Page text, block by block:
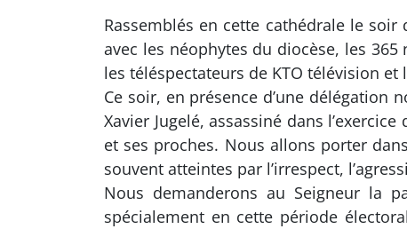
Rassemblés en cette cathédrale le
avec les néophytes du diocèse, les
les téléspectateurs de KTO télévision
Ce soir, en présence d’une délégation
Xavier Jugelé, assassiné dans
et ses proches. Nous allons porter
souvent atteintes par l’irrespect,
Nous demanderons au Seigneur la
spécialement en cette période